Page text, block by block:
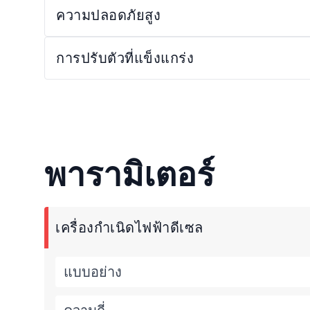
ความปลอดภัยสูง
การปรับตัวที่แข็งแกร่ง
พารามิเตอร์
เครื่องกำเนิดไฟฟ้าดีเซล
แบบอย่าง